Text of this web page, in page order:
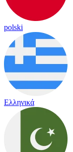
polski
Ελληνικά